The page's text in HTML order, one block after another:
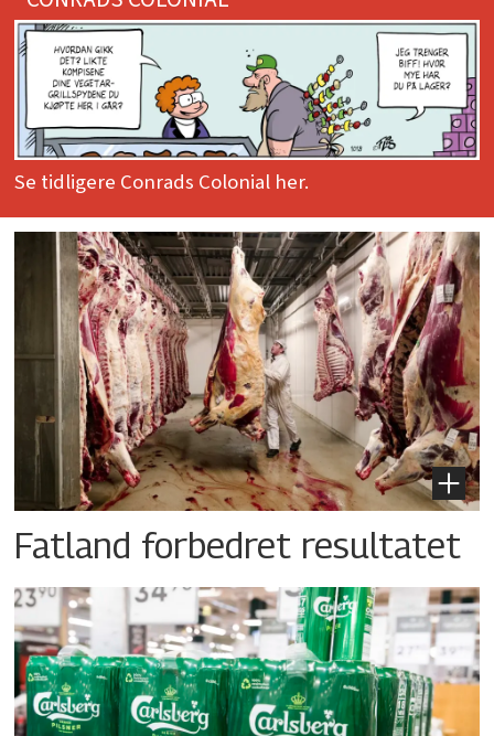
Se tidligere Conrads Colonial her.
Fatland forbedret resultatet